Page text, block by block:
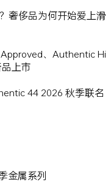
奢侈品为何开始爱上滑
、Authentic Hi
上市
44 2026 秋季联名
金属系列